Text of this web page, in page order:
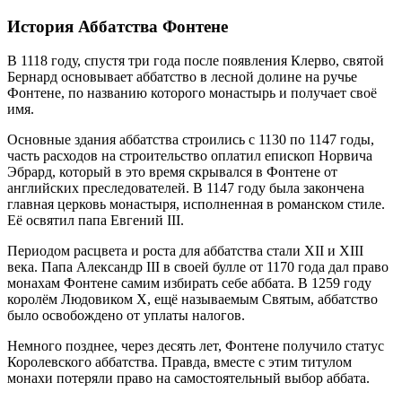
История Аббатства Фонтене
В 1118 году, спустя три года после появления Клерво, святой
Бернард основывает аббатство в лесной долине на ручье
Фонтене, по названию которого монастырь и получает своё
имя.
Основные здания аббатства строились с 1130 по 1147 годы,
часть расходов на строительство оплатил епископ Норвича
Эбрард, который в это время скрывался в Фонтене от
английских преследователей. В 1147 году была закончена
главная церковь монастыря, исполненная в романском стиле.
Её освятил папа Евгений III.
Периодом расцвета и роста для аббатства стали XII и XIII
века. Папа Александр III в своей булле от 1170 года дал право
монахам Фонтене самим избирать себе аббата. В 1259 году
королём Людовиком X, ещё называемым Святым, аббатство
было освобождено от уплаты налогов.
Немного позднее, через десять лет, Фонтене получило статус
Королевского аббатства. Правда, вместе с этим титулом
монахи потеряли право на самостоятельный выбор аббата.